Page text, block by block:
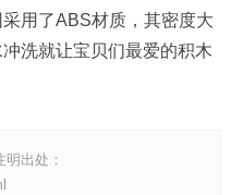
用了ABS材质，其密度大
洗就让宝贝们最爱的积木
出处：